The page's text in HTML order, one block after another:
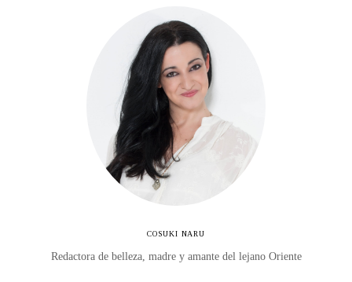
COSUKI NARU
Redactora de belleza, madre y amante del lejano Oriente